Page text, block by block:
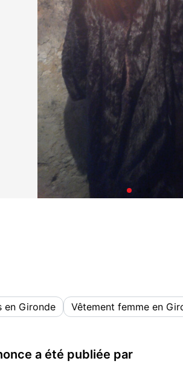
en Gironde Vêtement femme en
a été publiée par